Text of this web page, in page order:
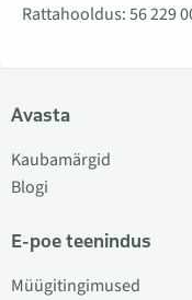
Rattahooldus:56 229
Avasta
Kaubamärgid
Blogi
E-poe teenindus
Müügitingimused